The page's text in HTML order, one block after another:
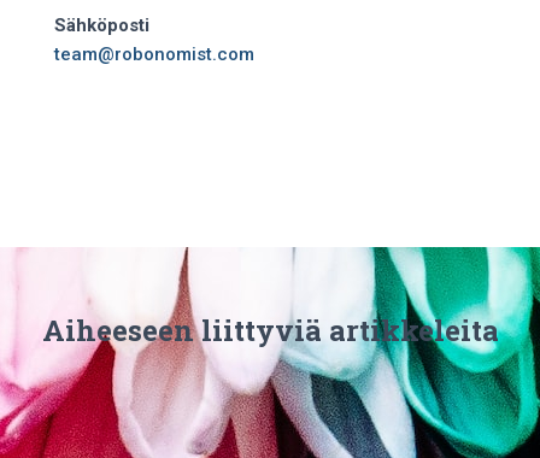
Sähköposti
team@robonomist.com
Aiheeseen liittyviä artikkeleita